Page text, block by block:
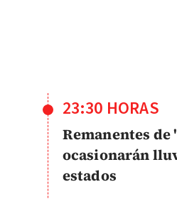
23:30 HORAS
Remanentes de
ocasionarán
estados